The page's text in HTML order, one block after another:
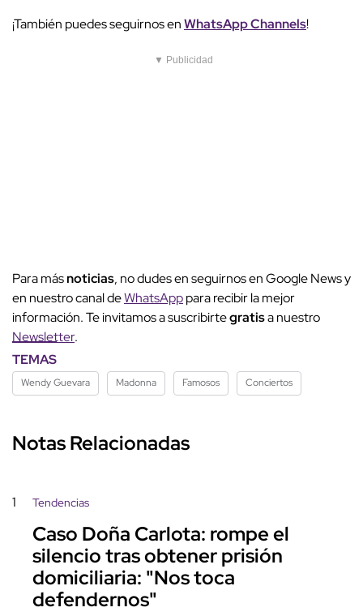
¡También puedes seguirnos enWhatsApp Channels!
▼ Publicidad
Para másnoticias, no dudes en seguirnos en Google News y
en nuestro canal deWhatsApppara recibir la mejor
información. Te invitamos a suscribirtegratisa nuestro
Newsletter.
TEMAS
Wendy Guevara Madonna Famosos Conciertos
Notas Relacionadas
1 Tendencias
Caso Doña Carlota: rompe el
silencio tras obtener prisión
domiciliaria: "Nos toca
defendernos"